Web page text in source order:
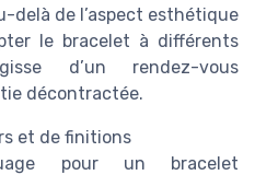
delà de l’aspect esthétique
le bracelet à différents
d’un rendez-vous
décontractée.
et de finitions
pour un bracelet